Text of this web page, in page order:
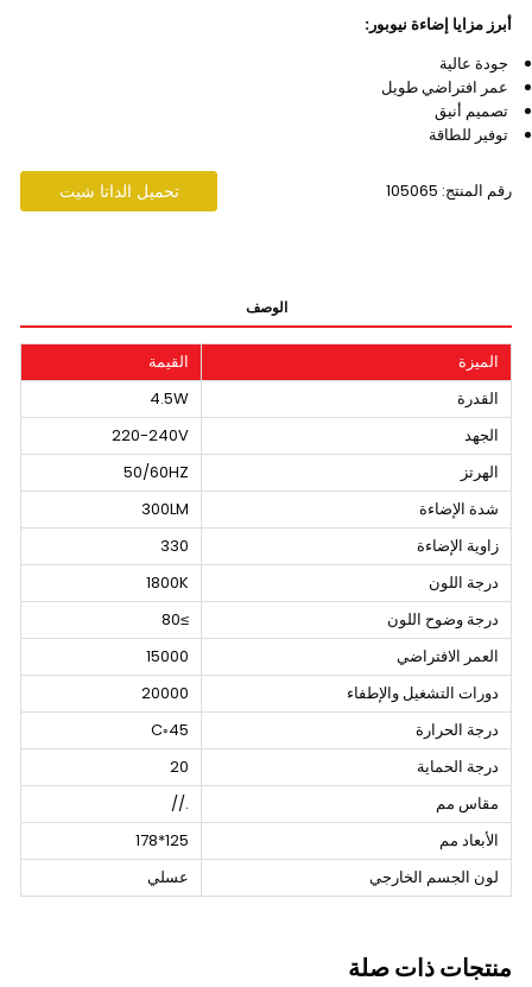
أبرز مزايا إضاءة نيوبور:
جودة عالية
عمر افتراضي طويل
تصميم أنيق
توفير للطاقة
رقم المنتج: 105065 تحميل الداتا شيت
الوصف
الميزة
القيمة
القدرة
4.5W
الجهد
220-240V
الهرتز
50/60HZ
شدة الإضاءة
300LM
زاوية الإضاءة
330
درجة اللون
1800K
درجة وضوح اللون
≥80
العمر الافتراضي
15000
دورات التشغيل والإطفاء
20000
درجة الحرارة
45◦C
درجة الحماية
20
مقاس مم
.//
الأبعاد مم
125*178
لون الجسم الخارجي
عسلي
منتجات ذات صلة